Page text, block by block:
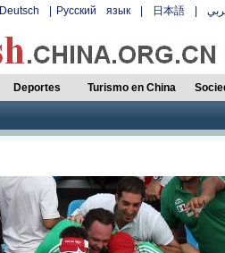
Deutsch Русский язык 日本語
Deportes Turismo en China